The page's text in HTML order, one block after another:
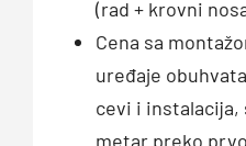
(rad + krovni
Cena sa
uređaje
cevi i instalacija,
metar preko